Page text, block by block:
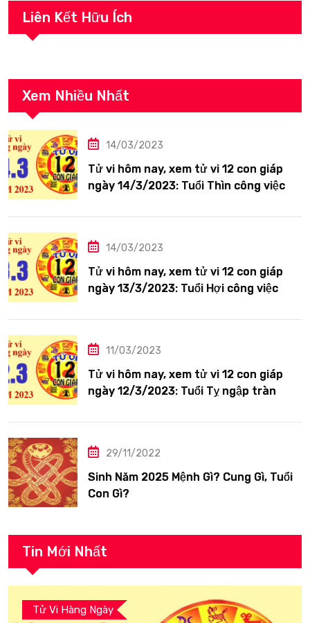
Liên Kết Hữu Ích
Xem Nhiều Nhất
14/03/2023
Tử vi hôm nay, xem tử vi 12 con giáp
ngày 14/3/2023: Tuổi Thìn công việc
14/03/2023
Tử vi hôm nay, xem tử vi 12 con giáp
ngày 13/3/2023: Tuổi Hợi công việc
11/03/2023
Tử vi hôm nay, xem tử vi 12 con giáp
ngày 12/3/2023: Tuổi Tỵ ngập tràn
29/11/2022
Sinh Năm 2025 Mệnh Gì? Cung Gì, Tuổi
Con Gì?
Tin Mới Nhất
Tử Vi Hàng Ngày